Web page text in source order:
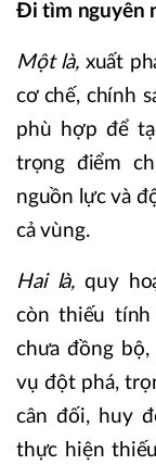
Đi tìm nguyên
Một là,xuất
cơ chế, chính
phù hợp để
trọng điểm
nguồn lực và
cả vùng.
Hai là,quy
còn thiếu tính
chưa đồng
vụ đột phá,
cân đối, huy
thực hiện